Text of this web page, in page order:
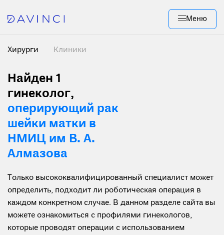
Меню
Хирурги Клиники
Найден 1
гинеколог,
оперирующий рак
шейки матки в
НМИЦ им В. А.
Алмазова
Только высококвалифицированный специалист может
определить, подходит ли роботическая операция в
каждом конкретном случае. В данном разделе сайта вы
можете ознакомиться с профилями гинекологов,
которые проводят операции с использованием